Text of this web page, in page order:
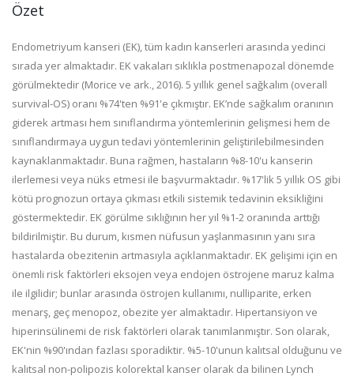
Özet
Endometriyum kanseri (EK), tüm kadın kanserleri arasında yedinci
sırada yer almaktadır. EK vakaları sıklıkla postmenapozal dönemde
görülmektedir (Morice ve ark., 2016). 5 yıllık genel sağkalım (overall
survival-OS) oranı %74'ten %91'e çıkmıştır. EK’nde sağkalım oranının
giderek artması hem sınıflandırma yöntemlerinin gelişmesi hem de
sınıflandırmaya uygun tedavi yöntemlerinin geliştirilebilmesinden
kaynaklanmaktadır. Buna rağmen, hastaların %8-10'u kanserin
ilerlemesi veya nüks etmesi ile başvurmaktadır. %17'lik 5 yıllık OS gibi
kötü prognozun ortaya çıkması etkili sistemik tedavinin eksikliğini
göstermektedir. EK görülme sıklığının her yıl %1-2 oranında arttığı
bildirilmiştir. Bu durum, kısmen nüfusun yaşlanmasının yanı sıra
hastalarda obezitenin artmasıyla açıklanmaktadır. EK gelişimi için en
önemli risk faktörleri eksojen veya endojen östrojene maruz kalma
ile ilgilidir; bunlar arasında östrojen kullanımı, nulliparite, erken
menarş, geç menopoz, obezite yer almaktadır. Hipertansiyon ve
hiperinsülinemi de risk faktörleri olarak tanımlanmıştır. Son olarak,
EK'nin %90'ından fazlası sporadiktir. %5-10'unun kalıtsal olduğunu ve
kalıtsal non-polipozis kolorektal kanser olarak da bilinen Lynch